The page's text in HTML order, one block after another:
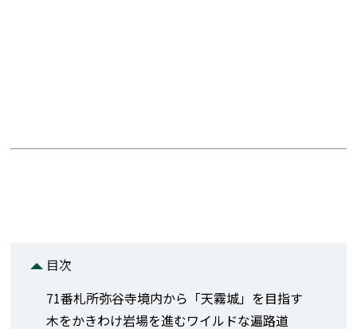
目次
71番札所弥谷寺境内から「天霧城」を目指す
木をかきわけ岩場を進むワイルドな遍路道